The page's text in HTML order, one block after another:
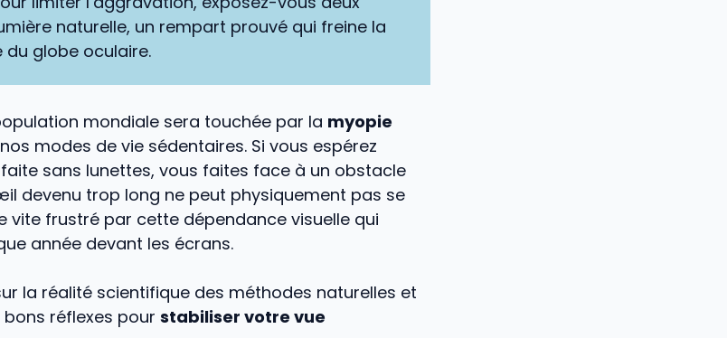
naturelle, un rempart prouvé qui freine la
du globe oculaire.
mondiale sera touchée par la myopie
modes de vie sédentaires. Si vous espérez
sans lunettes, vous faites face à un obstacle
devenu trop long ne peut physiquement pas se
vite frustré par cette dépendance visuelle qui
année devant les écrans.
la réalité scientifique des méthodes naturelles et
réflexes pour stabiliser votre vue